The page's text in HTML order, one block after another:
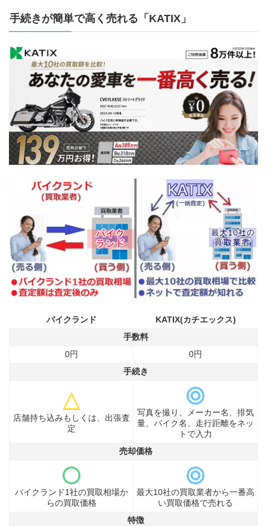
手続きが簡単で高く売れる「KATIX」
バイクランド
KATIX(カチエックス)
手数料
0円
0円
手続き
店舗持ち込みもしくは、出張査
定
写真を撮り、メーカー名、排気
量、バイク名、走行距離をネッ
トで入力
売却価格
バイクランド1社の買取相場か
らの買取価格
最大10社の買取業者から一番高
い買取価格で売れる
特徴